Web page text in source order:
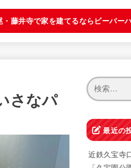
・藤井寺で家を建てるならビーバー
さなパ
最近の
近鉄久宝寺